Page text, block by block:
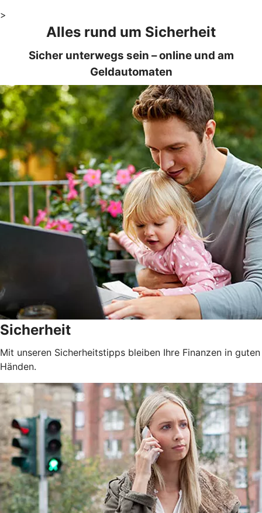
>
Alles rund um Sicherheit
Sicher unterwegs sein – online und am
Geldautomaten
Sicherheit
Mit unseren Sicherheitstipps bleiben Ihre Finanzen in guten
Händen.